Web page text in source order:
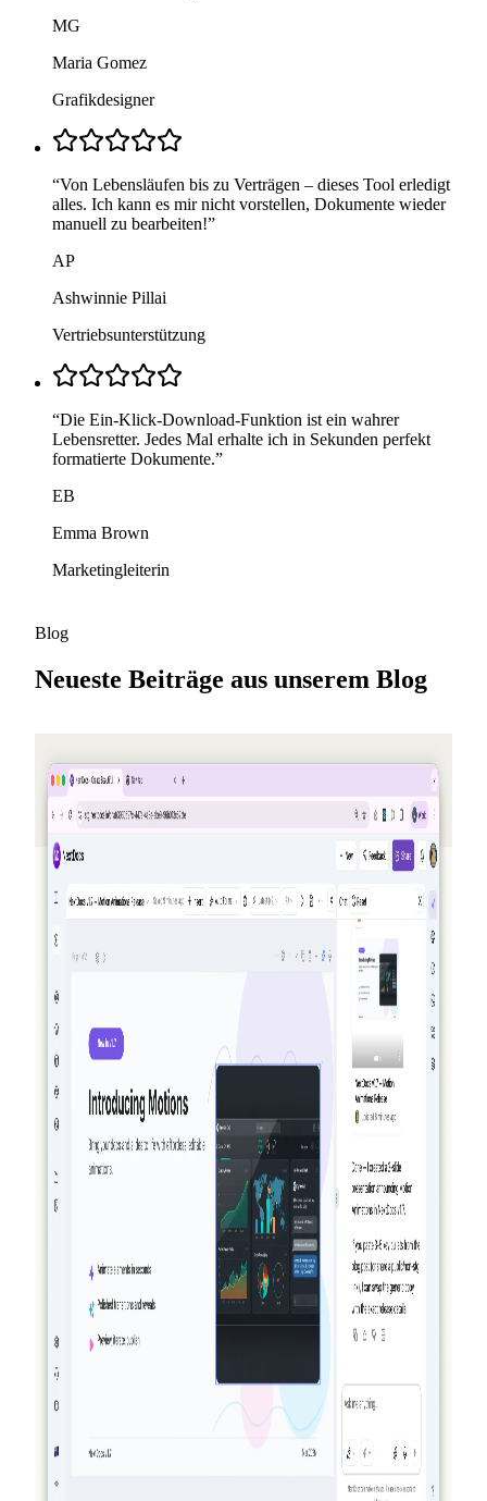
MG
Maria Gomez
Grafikdesigner
“Von Lebensläufen bis zu Verträgen – dieses Tool erledigt
alles. Ich kann es mir nicht vorstellen, Dokumente wieder
manuell zu bearbeiten!”
AP
Ashwinnie Pillai
Vertriebsunterstützung
“Die Ein-Klick-Download-Funktion ist ein wahrer
Lebensretter. Jedes Mal erhalte ich in Sekunden perfekt
formatierte Dokumente.”
EB
Emma Brown
Marketingleiterin
Blog
Neueste Beiträge aus unserem Blog
Empfiehl Freunden, sammle Credits —
NextDocs v1.10
Ein neues Empfehlungsprogramm, das dir (und deinem
anmeldet — bis zu 50 USD pro Monat. Zusätzlich eine
öffentliche Angebotsseite, Premium-Modelle für Pro+ und
Ultra und ein Nachtrag zu AI Memory.
Weiterlesen
Wirklich agentisch: wie NextDocs Ihre
Dokumente und Präsentationen erstellt, prüft
und verfeinert
NextDocs generiert nicht mehr nur etwas und hofft auf das
Beste. Mit v1.8 erstellt die KI Ihr Dokument, überprüft
visuell, was sie erstellt hat, und verfeinert es – alles, bevor
Sie das Ergebnis sehen. Kein anderes KI-Dokumenten- oder
Präsentationstool macht das.
Weiterlesen
2026-03-14
NextDocs v1.7.0: Motion-Animationen,
Videoexport und mehr
Erstellen Sie Eingangs-, Ausgangs- und
Betonungsanimationen für jedes Objekt in Ihren
Präsentationen. NextDocs v1.7.0 bringt Motion-
Animationen, Videoexport und ein neu gestaltetes